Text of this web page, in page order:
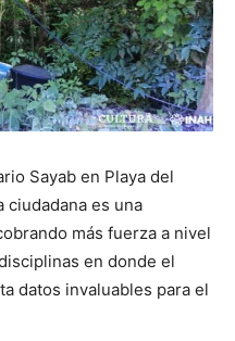
Sayab en Playa del
ciudadana es una
más fuerza a nivel
en donde el
datos invaluables para el